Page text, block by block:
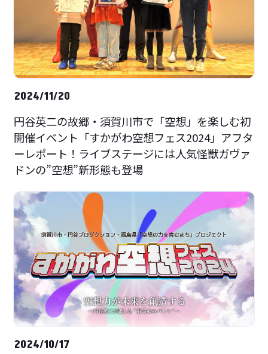
2024/11/20
円谷英二の故郷・須賀川市で「空想」を楽しむ初
開催イベント「すかがわ空想フェス2024」アフタ
ーレポート！ライブステージには人気怪獣ガヴァ
ドンの”空想”新形態も登場
2024/10/17